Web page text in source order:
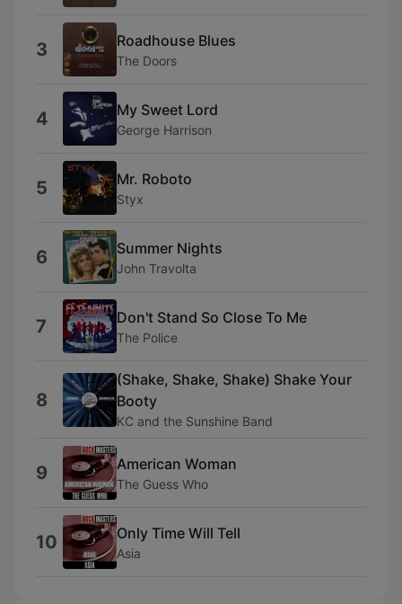
3 Roadhouse Blues
The Doors
4 My Sweet Lord
George Harrison
5 Mr. Roboto
Styx
6 Summer Nights
John Travolta
7 Don't Stand So Close To Me
The Police
8
(Shake, Shake, Shake) Shake Your
Booty
KC and the Sunshine Band
9 American Woman
The Guess Who
10 Only Time Will Tell
Asia